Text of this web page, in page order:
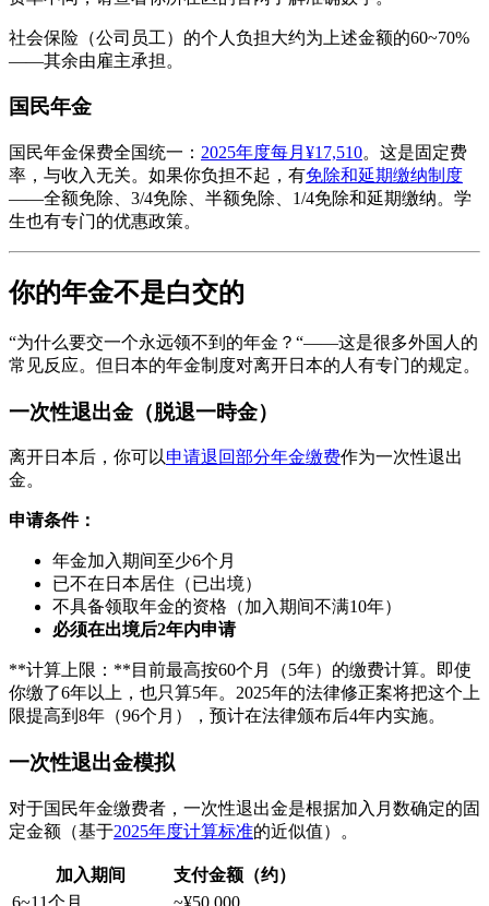
社会保险（公司员工）的个人负担大约为上述金额的60~70%
——其余由雇主承担。
国民年金
国民年金保费全国统一： 2025年度每月¥17,510。这是固定费
率，与收入无关。如果你负担不起，有免除和延期缴纳制度
——全额免除、3/4免除、半额免除、1/4免除和延期缴纳。学
生也有专门的优惠政策。
你的年金不是白交的
“为什么要交一个永远领不到的年金？“——这是很多外国人的
常见反应。但日本的年金制度对离开日本的人有专门的规定。
一次性退出金（脱退一時金）
离开日本后，你可以申请退回部分年金缴费作为一次性退出
金。
申请条件：
年金加入期间至少6个月
已不在日本居住（已出境）
不具备领取年金的资格（加入期间不满10年）
必须在出境后2年内申请
**计算上限：**目前最高按60个月（5年）的缴费计算。即使
你缴了6年以上，也只算5年。2025年的法律修正案将把这个上
限提高到8年（96个月），预计在法律颁布后4年内实施。
一次性退出金模拟
对于国民年金缴费者，一次性退出金是根据加入月数确定的固
定金额（基于2025年度计算标准的近似值）。
加入期间
支付金额（约）
6~11个月
~¥50,000